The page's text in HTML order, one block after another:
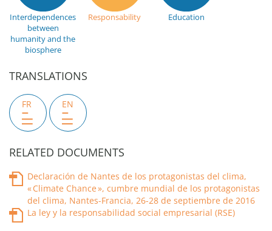
Interdependences
between
humanity and the
biosphere
Responsability Education
TRANSLATIONS
FR EN
RELATED DOCUMENTS
Declaración de Nantes de los protagonistas del clima,
« Climate Chance », cumbre mundial de los protagonistas
del clima, Nantes-Francia, 26-28 de septiembre de 2016
La ley y la responsabilidad social empresarial (RSE)